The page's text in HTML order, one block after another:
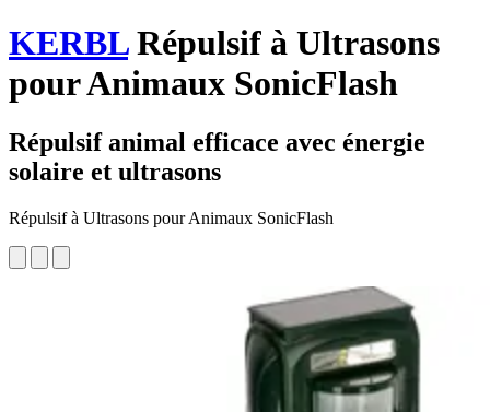
KERBLRépulsif à Ultrasons
pour Animaux SonicFlash
Répulsif animal efficace avec énergie
solaire et ultrasons
Répulsif à Ultrasons pour Animaux SonicFlash